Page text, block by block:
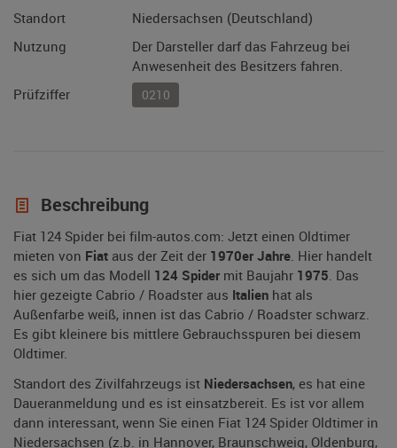
Standort
Niedersachsen (Deutschland)
Nutzung
Der Darsteller darf das Fahrzeug bei
Anwesenheit des Besitzers fahren.
Prüfziffer
0210
Beschreibung
Fiat 124 Spider bei film-autos.com: Jetzt einen Oldtimer
mieten von Fiat aus der Zeit der 1970er Jahre. Hier handelt
es sich um das Modell 124 Spider mit Baujahr 1975. Das
hier gezeigte Cabrio / Roadster aus Italien hat als
Außenfarbe weiß, innen ist das Cabrio / Roadster schwarz.
Es gibt kleinere bis mittlere Gebrauchsspuren bei diesem
Oldtimer.
Standort des Zivilfahrzeugs ist Niedersachsen, es hat eine
Daueranmeldung und es ist einsatzbereit. Es ist vor allem
dann interessant, wenn Sie einen Fiat 124 Spider Oldtimer in
Niedersachsen (z.b. in Hannover, Braunschweig, Oldenburg,